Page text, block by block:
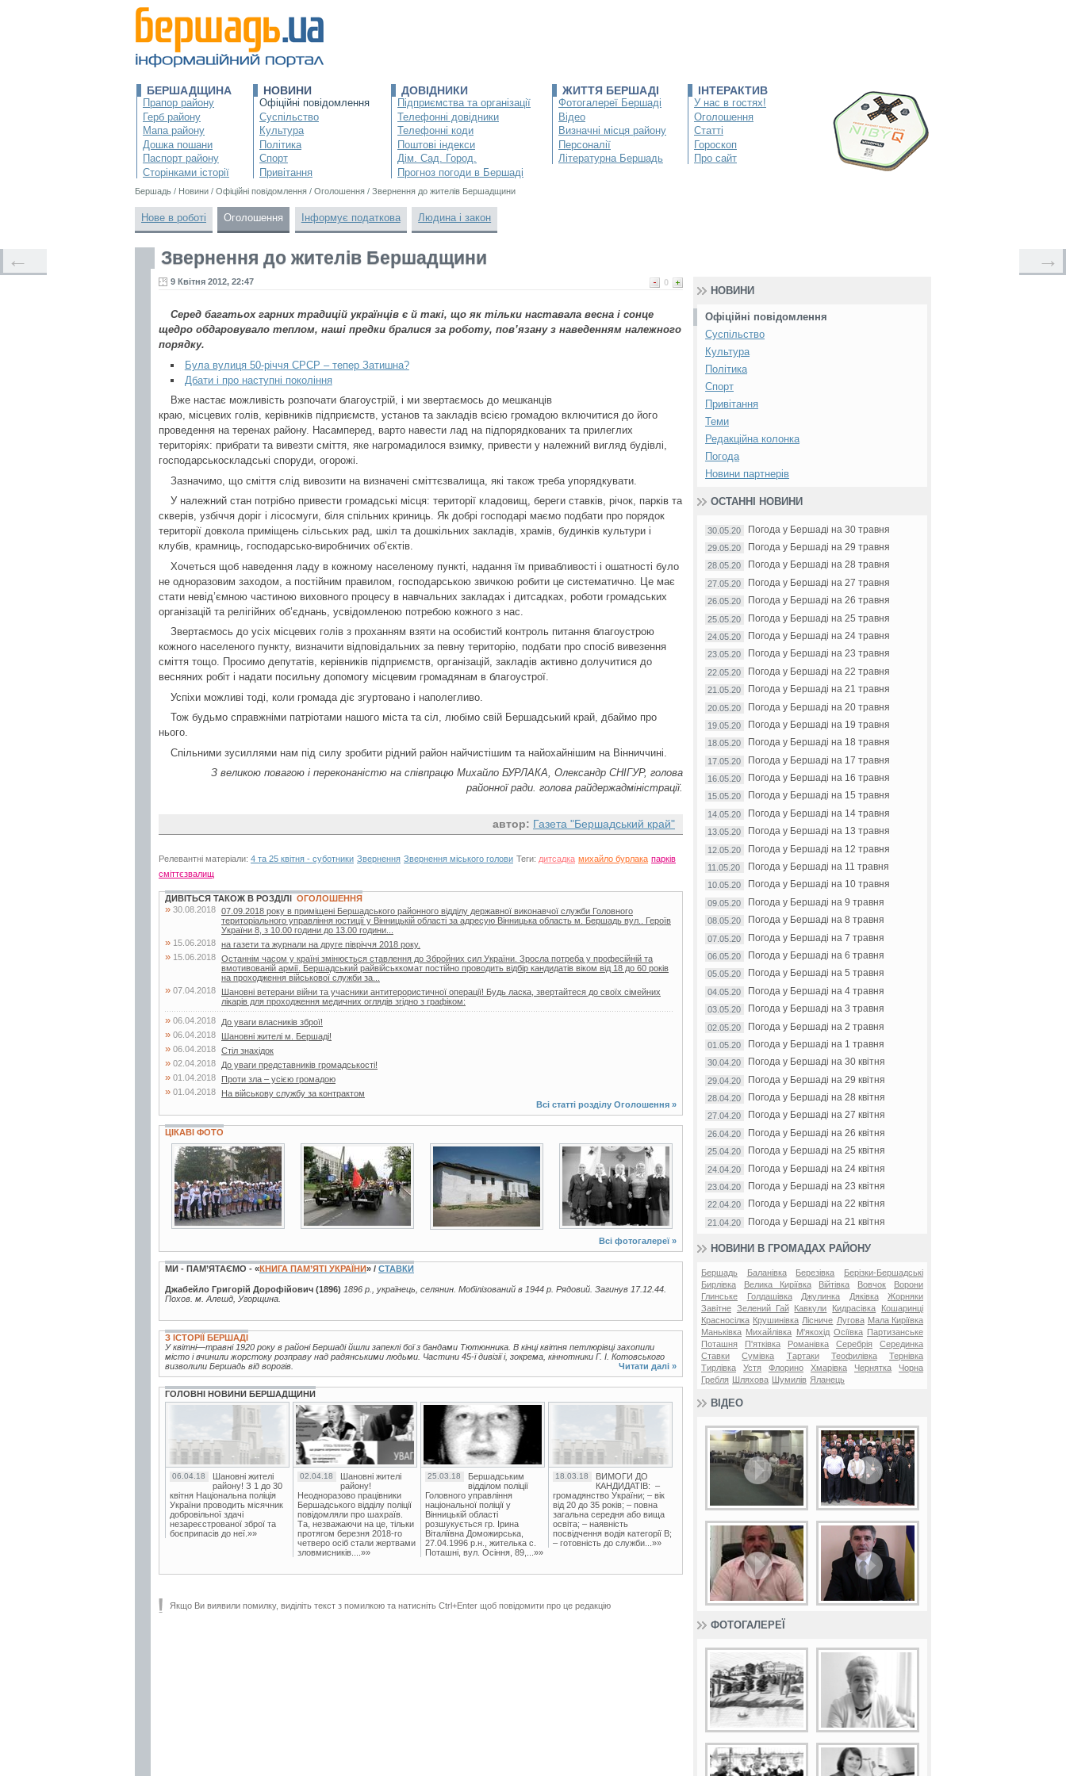
БЕРШАДЩИНА
Прапор району
Герб району
Мапа району
Дошка пошани
Паспорт району
Сторінками історії
НОВИНИ
Офіційні повідомлення
Суспільство
Культура
Політика
Спорт
Привітання
ДОВІДНИКИ
Підприємства та організації
Телефонні довідники
Телефонні коди
Поштові індекси
Дім. Сад. Город.
Прогноз погоди в Бершаді
ЖИТТЯ БЕРШАДІ
Фотогалереї Бершаді
Відео
Визначні місця району
Персоналії
Літературна Бершадь
ІНТЕРАКТИВ
У нас в гостях!
Оголошення
Статті
Гороскоп
Про сайт
Бершадь / Новини / Офіційні повідомлення / Оголошення / Звернення до жителів Бершадщини
Нове в роботі Оголошення Інформує податкова Людина і закон
Звернення до жителів Бершадщини
0
9 Квітня 2012, 22:47
Серед багатьох гарних традицій українців є й такі, що як тільки наставала весна і сонце
щедро обдаровувало теплом, наші предки бралися за роботу, пов’язану з наведенням належного
порядку.
Була вулиця 50-річчя СРСР – тепер Затишна?
Дбати і про наступні покоління
Вже настає можливість розпочати благоустрій, і ми звертаємось до мешканців
краю, місцевих голів, керівників підприємств, установ та закладів всією громадою включитися до його
проведення на теренах району. Насамперед, варто навести лад на підпорядкованих та прилеглих
територіях: прибрати та вивезти сміття, яке нагромадилося взимку, привести у належний вигляд будівлі,
господарськоскладські споруди, огорожі.
Зазначимо, що сміття слід вивозити на визначені сміттєзвалища, які також треба упорядкувати.
У належний стан потрібно привести громадські місця: території кладовищ, береги ставків, річок, парків та
скверів, узбіччя доріг і лісосмуги, біля спільних криниць. Як добрі господарі маємо подбати про порядок
території довкола приміщень сільських рад, шкіл та дошкільних закладів, храмів, будинків культури і
клубів, крамниць, господарсько-виробничих об’єктів.
Хочеться щоб наведення ладу в кожному населеному пункті, надання їм привабливості і ошатності було
не одноразовим заходом, а постійним правилом, господарською звичкою робити це систематично. Це має
стати невід’ємною частиною виховного процесу в навчальних закладах і дитсадках, роботи громадських
організацій та релігійних об’єднань, усвідомленою потребою кожного з нас.
Звертаємось до усіх місцевих голів з проханням взяти на особистий контроль питання благоустрою
кожного населеного пункту, визначити відповідальних за певну територію, подбати про спосіб вивезення
сміття тощо. Просимо депутатів, керівників підприємств, організацій, закладів активно долучитися до
весняних робіт і надати посильну допомогу місцевим громадянам в благоустрої.
Успіхи можливі тоді, коли громада діє згуртовано і наполегливо.
Тож будьмо справжніми патріотами нашого міста та сіл, любімо свій Бершадський край, дбаймо про
нього.
Спільними зусиллями нам під силу зробити рідний район найчистішим та найохайнішим на Вінниччині.
З великою повагою і переконаністю на співпрацю Михайло БУРЛАКА, Олександр СНІГУР, голова
районної ради. голова райдержадміністрації.
автор: Газета "Бершадський край"
Релевантні матеріали: 4 та 25 квітня - суботники Звернення Звернення міського голови Теги: дитсадка михайло бурлака парків
сміттєзвалищ
← →
ДИВІТЬСЯ ТАКОЖ В РОЗДІЛІ ОГОЛОШЕННЯ
» 30.08.2018 07.09.2018 року в приміщені Бершадського районного відділу державної виконавчої служби Головного
територіального управління юстиції у Вінницькій області за адресую Вінницька область м. Бершадь вул.. Героїв
України 8, з 10.00 години до 13.00 години...
» 15.06.2018 на газети та журнали на друге півріччя 2018 року.
» 15.06.2018 Останнім часом у країні змінюється ставлення до Збройних сил України. Зросла потреба у професійній та
вмотивованій армії. Бершадський райвійськкомат постійно проводить відбір кандидатів віком від 18 до 60 років
на проходження військової служби за...
» 07.04.2018
Шановні ветерани війни та учасники антитерористичної операції! Будь ласка, звертайтеся до своїх сімейних
лікарів для проходження медичних оглядів згідно з графіком:
» 06.04.2018 До уваги власників зброї!
» 06.04.2018 Шановні жителі м. Бершаді!
» 06.04.2018 Стіл знахідок
» 02.04.2018 До уваги представників громадськості!
» 01.04.2018 Проти зла – усією громадою
» 01.04.2018
На військову службу за контрактом
Всі статті розділу Оголошення »
ЦІКАВІ ФОТО
4 фото 84 фото 2 фото
Всі фотогалереї »
МИ - ПАМ’ЯТАЄМО - «КНИГА ПАМ’ЯТІ УКРАЇНИ» / СТАВКИ
Джабейло Григорій Дорофійович (1896) 1896 р., українець, селянин. Мобілізований в 1944 р. Рядовий. Загинув 17.12.44.
Похов. м. Алешд, Угорщина.
З ІСТОРІЇ БЕРШАДІ
У квітні—травні 1920 року в районі Бершаді йшли запеклі бої з бандами Тютюнника. В кінці квітня петлюрівці захопили
місто і вчинили жорстоку розправу над радянськими людьми. Частини 45-ї дивізії і, зокрема, кіннотники Г. І. Котовського
визволили Бершадь від ворогів.
Читати далі »
ГОЛОВНІ НОВИНИ БЕРШАДЩИНИ
06.04.18
Шановні жителі
району! З 1 до 30
квітня Національна поліція
України проводить місячник
добровільної здачі
незареєстрованої зброї та
боєприпасів до неї.»»
02.04.18
Шановні жителі
району!
Неодноразово працівники
Бершадського відділу поліції
повідомляли про шахраїв.
Та, незважаючи на це, тільки
протягом березня 2018-го
четверо осіб стали жертвами
зловмисників....»»
25.03.18
Бершадським
відділом поліції
Головного управління
національної поліції у
Вінницькій області
розшукується гр. Ірина
Віталіївна Доможирська,
27.04.1996 р.н., жителька с.
Поташні, вул. Осіння, 89,...»»
18.03.18
ВИМОГИ ДО
КАНДИДАТІВ: –
громадянство України; – вік
від 20 до 35 років; – повна
загальна середня або вища
освіта; – наявність
посвідчення водія категорії В;
– готовність до служби...»»
Якщо Ви виявили помилку, виділіть текст з помилкою та натисніть Ctrl+Enter щоб повідомити про це редакцію
НОВИНИ
Офіційні повідомлення
Суспільство
Культура
Політика
Спорт
Привітання
Теми
Редакційна колонка
Погода
Новини партнерів
ОСТАННІ НОВИНИ
30.05.20 Погода у Бершаді на 30 травня
29.05.20 Погода у Бершаді на 29 травня
28.05.20 Погода у Бершаді на 28 травня
27.05.20 Погода у Бершаді на 27 травня
26.05.20 Погода у Бершаді на 26 травня
25.05.20 Погода у Бершаді на 25 травня
24.05.20 Погода у Бершаді на 24 травня
23.05.20 Погода у Бершаді на 23 травня
22.05.20 Погода у Бершаді на 22 травня
21.05.20 Погода у Бершаді на 21 травня
20.05.20 Погода у Бершаді на 20 травня
19.05.20 Погода у Бершаді на 19 травня
18.05.20 Погода у Бершаді на 18 травня
17.05.20 Погода у Бершаді на 17 травня
16.05.20 Погода у Бершаді на 16 травня
15.05.20 Погода у Бершаді на 15 травня
14.05.20 Погода у Бершаді на 14 травня
13.05.20 Погода у Бершаді на 13 травня
12.05.20 Погода у Бершаді на 12 травня
11.05.20 Погода у Бершаді на 11 травня
10.05.20 Погода у Бершаді на 10 травня
09.05.20 Погода у Бершаді на 9 травня
08.05.20 Погода у Бершаді на 8 травня
07.05.20 Погода у Бершаді на 7 травня
06.05.20 Погода у Бершаді на 6 травня
05.05.20 Погода у Бершаді на 5 травня
04.05.20 Погода у Бершаді на 4 травня
03.05.20 Погода у Бершаді на 3 травня
02.05.20 Погода у Бершаді на 2 травня
01.05.20 Погода у Бершаді на 1 травня
30.04.20 Погода у Бершаді на 30 квітня
29.04.20 Погода у Бершаді на 29 квітня
28.04.20 Погода у Бершаді на 28 квітня
27.04.20 Погода у Бершаді на 27 квітня
26.04.20 Погода у Бершаді на 26 квітня
25.04.20 Погода у Бершаді на 25 квітня
24.04.20 Погода у Бершаді на 24 квітня
23.04.20 Погода у Бершаді на 23 квітня
22.04.20 Погода у Бершаді на 22 квітня
21.04.20 Погода у Бершаді на 21 квітня
НОВИНИ В ГРОМАДАХ РАЙОНУ
Бершадь Баланівка Березівка
Берізки-Бершадські
Бирлівка
Велика Киріївка Війтівка Вовчок
Ворони
Глинське
Голдашівка Джулинка Дяківка
Жорняки
Завітне Зелений Гай Кавкули Кидрасівка
Кошаринці
Красносілка Крушинівка Лісниче Лугова Мала Киріївка
Маньківка Михайлівка М'якохід Осіївка
Партизанське
Поташня
П'ятківка Романівка Серебрія
Серединка
Ставки
Сумівка Тартаки Теофилівка
Тернівка
Тирлівка
Устя Флорино Хмарівка Чернятка
Чорна
Гребля
Шляхова Шумилів Яланець
ВІДЕО
ФОТОГАЛЕРЕЇ